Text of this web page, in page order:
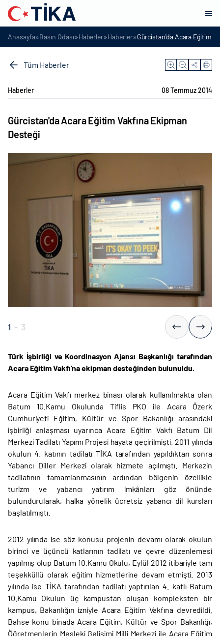
Anasayfa»Basın Odası»Haberler»Haberler»Gürcistan'da Acara Eğitim
Tüm Haberler
Haberler 08 Temmuz 2014
Gürcistan'da Acara Eğitim Vakfına Ekipman
Desteği
1 - 3
Türk İşbirliği ve Koordinasyon Ajansı Başkanlığı tarafından
Acara Eğitim Vakfı’na ekipman desteğinden bulunuldu.
Acara Eğitim Vakfı merkez binası olarak kullanılmakta olan
Batum 10.Kamu Okulunda Tiflis PKO ile Acara Özerk
Cumhuriyeti Eğitim, Kültür ve Spor Bakanlığı arasındaki
işbirliği anlaşması uyarınca Acara Eğitim Vakfı Batum Dil
Merkezi Tadilatı Yapımı Projesi hayata geçirilmişti. 2011 yılında
okulun 4. katının tadilatı TİKA tarafından yapıldıktan sonra
Yabancı Diller Merkezi olarak hizmete açılmıştı. Merkezin
tadilatının tamamlanmasının ardından bölgenin özellikle
turizm ve yabancı yatırım imkânları göz önünde
bulundurularak, halka yönelik ücretsiz yabancı dil kursları
başlatılmıştı.
2012 yılında ise söz konusu projenin devamı olarak okulun
birinci ve üçüncü katlarının tadilatı ve çevre düzenlemesi
yapılmış olup Batum 10.Kamu Okulu, Eylül 2012 itibariyle tam
teşekküllü olarak eğitim hizmetlerine devam etmişti. 2013
yılında ise TİKA tarafından tadilatı yaptırılan 4. katlı Batum
10.Kamu Okulun üç kampustan oluşan kompleksten bir
kampus, Bakanlığın izniyle Acara Eğitim Vakfına devredildi.
Bahse konu binada Acara Eğitim, Kültür ve Spor Bakanlığı,
Öğretmenlerin Mesleki Gelişimi Milli Merkezi ile Acara Eğitim